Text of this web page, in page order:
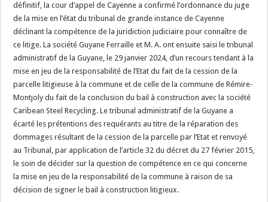
définitif, la cour d’appel de Cayenne a confirmé l’ordonnance du juge
de la mise en l’état du tribunal de grande instance de Cayenne
déclinant la compétence de la juridiction judiciaire pour connaître de
ce litige. La société Guyane Ferraille et M. A. ont ensuite saisi le tribunal
administratif de la Guyane, le 29 janvier 2024, d’un recours tendant à la
mise en jeu de la responsabilité de l’Etat du fait de la cession de la
parcelle litigieuse à la commune et de celle de la commune de Rémire-
Montjoly du fait de la conclusion du bail à construction avec la société
Caribean Steel Recycling. Le tribunal administratif de la Guyane a
écarté les prétentions des requérants au titre de la réparation des
dommages résultant de la cession de la parcelle par l’Etat et renvoyé
au Tribunal, par application de l’article 32 du décret du 27 février 2015,
le soin de décider sur la question de compétence en ce qui concerne
la mise en jeu de la responsabilité de la commune à raison de sa
décision de signer le bail à construction litigieux.